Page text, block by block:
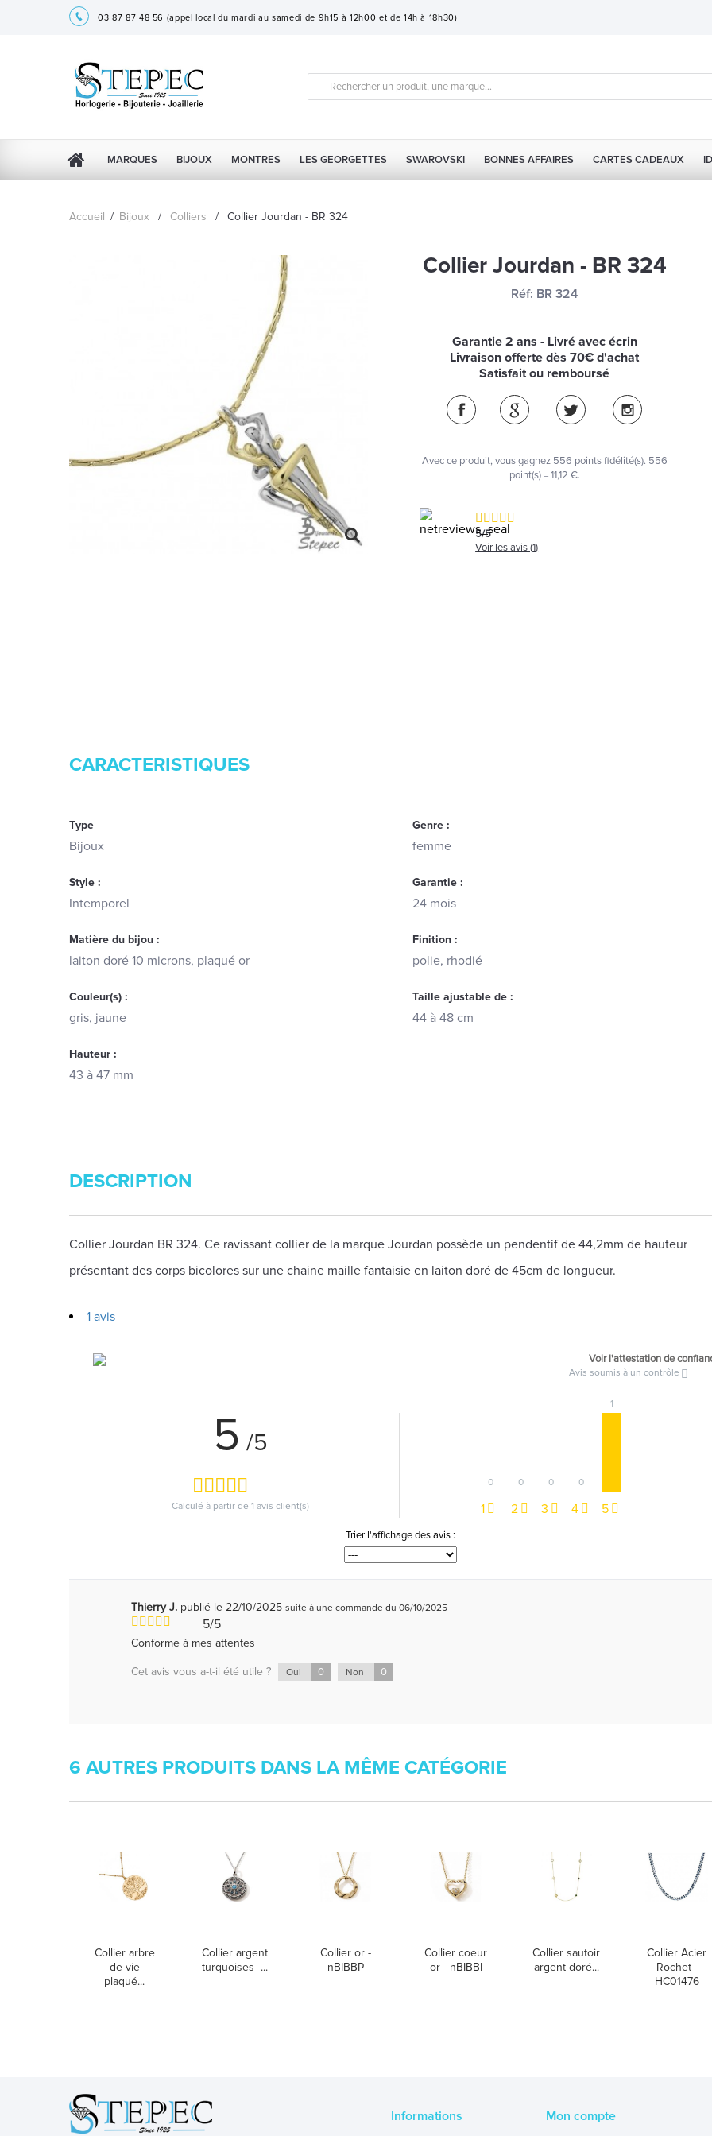
03 87 87 48 56 (appel local du mardi au samedi de 9h15 à 12h00 et de 14h à 18h30)
MARQUES BIJOUX MONTRES LES GEORGETTES SWAROVSKI BONNES AFFAIRES CARTES CADEAUX
Accueil / Bijoux / Colliers / Collier Jourdan - BR 324
Collier Jourdan - BR 324
Réf: BR 324
Garantie 2 ans - Livré avec écrin
Livraison offerte dès 70€ d'achat
Satisfait ou remboursé
Avec ce produit, vous gagnez 556 points fidélité(s). 556
point(s) =11,12 €.
5/5
Voir les avis (1)
CARACTERISTIQUES
Type
Bijoux
Genre :
femme
Style :
Intemporel
Garantie :
24 mois
Matière du bijou :
laiton doré 10 microns, plaqué or
Finition :
polie, rhodié
Couleur(s) :
gris, jaune
Taille ajustable de :
44 à 48 cm
Hauteur :
43 à 47 mm
DESCRIPTION
Collier Jourdan BR 324. Ce ravissant collier de la marque Jourdan possède un pendentif de 44,2mm de hauteur
présentant des corps bicolores sur une chaine maille fantaisie en laiton doré de 45cm de longueur.
1 avis
Voir l'attestation de
Avis soumis à un contrôle
5 /5
Calculé à partir de 1 avis client(s) 1
0
2
0
3
0
4
0
5
1
Trier l'affichage des avis :
Thierry J. publié le 22/10/2025 suite à une commande du 06/10/2025
5/5
Conforme à mes attentes
Cet avis vous a-t-il été utile ? Oui 0 Non 0
6 AUTRES PRODUITS DANS LA MÊME CATÉGORIE
Collier arbre
de vie
plaqué...
Collier argent
turquoises -...
Collier or -
nBIBBP
Collier coeur
or - nBIBBI
Collier sautoir
argent doré...
Collier Acier
Rochet -
HC01476
Informations Mon compte